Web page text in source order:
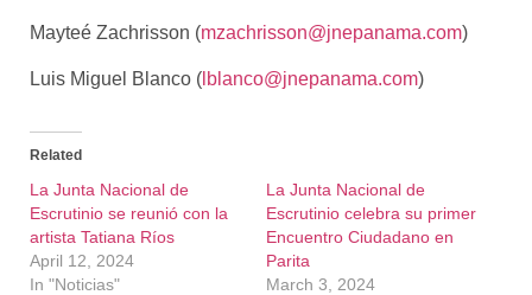
Mayteé Zachrisson (mzachrisson@jnepanama.com)
Luis Miguel Blanco ( lblanco@jnepanama.com)
Related
La Junta Nacional de
Escrutinio se reunió con la
artista Tatiana Ríos
April 12, 2024
In "Noticias"
La Junta Nacional de
Escrutinio celebra su primer
Encuentro Ciudadano en
Parita
March 3, 2024